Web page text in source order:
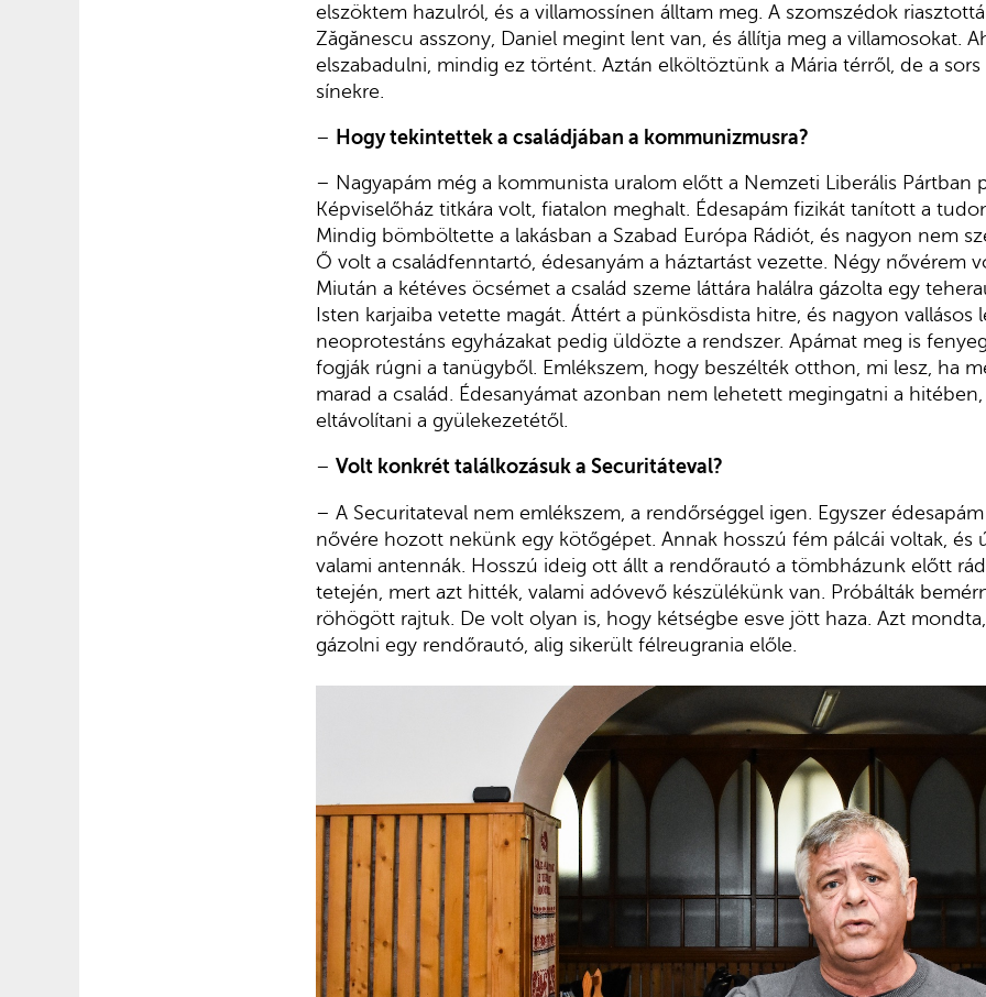
elszöktem hazulról, és a villamossínen álltam meg. A szomszédok
Zăgănescu asszony, Daniel megint lent van, és állítja meg a villamosokat.
elszabadulni, mindig ez történt. Aztán elköltöztünk a Mária térről, de a
sínekre.
– Hogy tekintettek a családjában a kommunizmusra?
– Nagyapám még a kommunista uralom előtt a Nemzeti Liberális Pártban
Képviselőház titkára volt, fiatalon meghalt. Édesapám fizikát tanított a
Mindig bömböltette a lakásban a Szabad Európa Rádiót, és nagyon nem
Ő volt a családfenntartó, édesanyám a háztartást vezette. Négy nővérem
Miután a kétéves öcsémet a család szeme láttára halálra gázolta egy
Isten karjaiba vetette magát. Áttért a pünkösdista hitre, és nagyon vallásos
neoprotestáns egyházakat pedig üldözte a rendszer. Apámat meg is
fogják rúgni a tanügyből. Emlékszem, hogy beszélték otthon, mi lesz, ha
marad a család. Édesanyámat azonban nem lehetett megingatni a
eltávolítani a gyülekezetétől.
– Volt konkrét találkozásuk a Securitáteval?
– A Securitateval nem emlékszem, a rendőrséggel igen. Egyszer
nővére hozott nekünk egy kötőgépet. Annak hosszú fém pálcái voltak, és
valami antennák. Hosszú ideig ott állt a rendőrautó a tömbházunk előtt
tetején, mert azt hitték, valami adóvevő készülékünk van. Próbálták
röhögött rajtuk. De volt olyan is, hogy kétségbe esve jött haza. Azt
gázolni egy rendőrautó, alig sikerült félreugrania előle.